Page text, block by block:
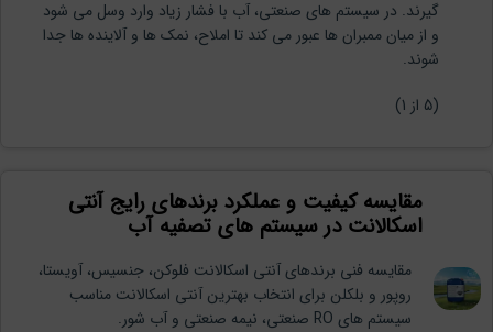
گیرند. در سیستم های صنعتی، آب با فشار زیاد وارد وسل می شود
و از میان ممبران ها عبور می کند تا املاح، نمک ها و آلاینده ها جدا
شوند.
(
5 از 1)
مقایسه کیفیت و عملکرد برندهای رایج آنتی
اسکالانت در سیستم های تصفیه آب
مقایسه فنی برندهای آنتی اسکالانت فلوکن، جنسیس، آویستا،
روپور و بلکلن برای انتخاب بهترین آنتی اسکالانت مناسب
سیستم های RO صنعتی، نیمه صنعتی و آب شور.